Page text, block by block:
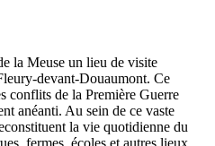
la Meuse un lieu de visite
devant-Douaumont. Ce
conflits de la Première Guerre
anéanti. Au sein de ce vaste
la vie quotidienne du